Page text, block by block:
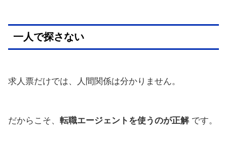
一人で探さない
求人票だけでは、人間関係は分かりません。
だからこそ、 転職エージェントを使うのが正解です。